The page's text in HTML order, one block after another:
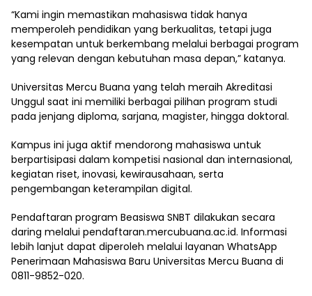
“Kami ingin memastikan mahasiswa tidak hanya
memperoleh pendidikan yang berkualitas, tetapi juga
kesempatan untuk berkembang melalui berbagai program
yang relevan dengan kebutuhan masa depan,” katanya.
Universitas Mercu Buana yang telah meraih Akreditasi
Unggul saat ini memiliki berbagai pilihan program studi
pada jenjang diploma, sarjana, magister, hingga doktoral.
Kampus ini juga aktif mendorong mahasiswa untuk
berpartisipasi dalam kompetisi nasional dan internasional,
kegiatan riset, inovasi, kewirausahaan, serta
pengembangan keterampilan digital.
Pendaftaran program Beasiswa SNBT dilakukan secara
daring melalui pendaftaran.mercubuana.ac.id. Informasi
lebih lanjut dapat diperoleh melalui layanan WhatsApp
Penerimaan Mahasiswa Baru Universitas Mercu Buana di
0811-9852-020.